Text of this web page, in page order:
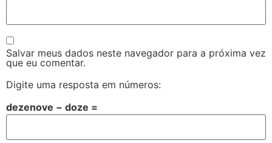
Salvar meus dados neste navegador para a próxima vez
que eu comentar.
Digite uma resposta em números:
dezenove − doze =